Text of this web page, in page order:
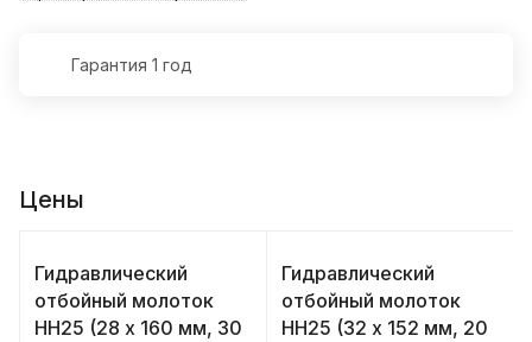
Гарантия 1 год
Цены
Гидравлический
отбойный молоток
HH25 (28 x 160 мм, 30
Гидравлический
отбойный молоток
HH25 (32 x 152 мм, 20